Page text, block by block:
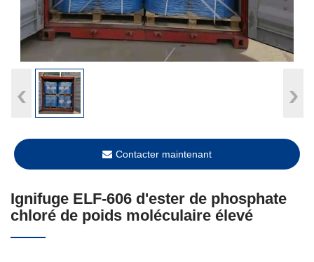
Contacter maintenant
Ignifuge ELF-606 d'ester de phosphate
chloré de poids moléculaire élevé